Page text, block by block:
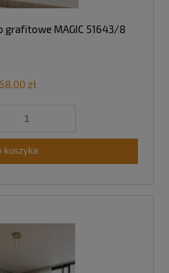
grafitowe MAGIC 51643/8
zł
koszyka